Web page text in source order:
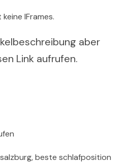
IFrames.
aber
Link aufrufen.
beste schlafposition